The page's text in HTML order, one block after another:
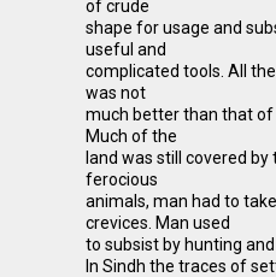
of crude
shape for usage and
useful and
complicated tools. All
was not
much better than that of
Much of the
land was still covered
ferocious
animals, man had to
crevices. Man used
to subsist by hunting
In Sindh the traces of